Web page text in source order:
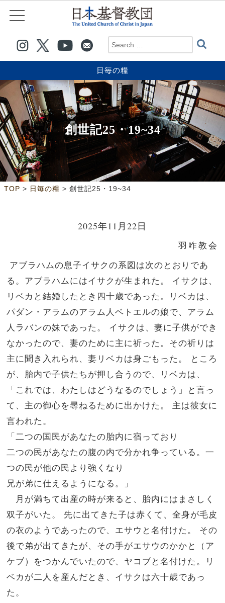
日毎の糧
創世記25・19~34
TOP > 日毎の糧 > 創世記25・19~34
2025年11月22日
羽咋教会
アブラハムの息子イサクの系図は次のとおりであ
る。アブラハムにはイサクが生まれた。
イサクは、
リベカと結婚したとき四十歳であった。リベカは、
パダン・アラムのアラム人ベトエルの娘で、アラム
人ラバンの妹であった。
イサクは、妻に子供ができ
なかったので、妻のために主に祈った。その祈りは
主に聞き入れられ、妻リベカは身ごもった。
ところ
が、胎内で子供たちが押し合うので、リベカは、
「これでは、わたしはどうなるのでしょう」と言っ
て、主の御心を尋ねるために出かけた。
主は彼女に
言われた。
「二つの国民があなたの胎内に宿っており
二つの民があなたの腹の内で分かれ争っている。一
つの民が他の民より強くなり
兄が弟に仕えるようになる。」
月が満ちて出産の時が来ると、胎内にはまさしく
双子がいた。
先に出てきた子は赤くて、全身が毛皮
の衣のようであったので、エサウと名付けた。
その
後で弟が出てきたが、その手がエサウのかかと（ア
ケブ）をつかんでいたので、ヤコブと名付けた。リ
ベカが二人を産んだとき、イサクは六十歳であっ
た。